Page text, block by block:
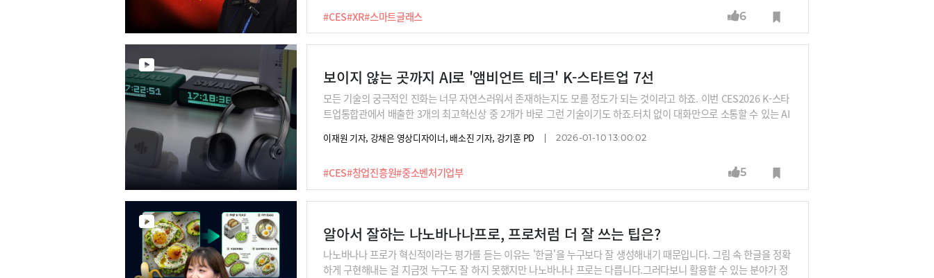
#CES#XR#스마트글래스 6
보이지 않는 곳까지 AI로 '앰비언트 테크' K-스타트업 7선
#CES#창업진흥원#중소벤처기업부
모든 기술의 궁극적인 진화는 너무 자연스러워서 존재하는지도 모를 정도가 되는 것이라고 하죠. 이번 CES2026 K-스타
트업통합관에서 배출한 3개의 최고혁신상 중 2개가 바로 그런 기술이기도 하죠.터치 없이 대화만으로 소통할 수 있는 AI
신개념 스마트 헤드폰 '페리스피어'로 역시 최고혁신상을 수상한 '긱스로프트', 센서 하나로 어떤 표면이든 터치패드로
배양 기술로 공기 정화 기술을 만든 '포네이처스', 친구와 대화하듯 탐색할 수 있는 AI 지도 '플레이스 리스트'를 선보인
'바카티오', 한국의 온돌을 미국 시장에 전파하고 있는 '오들리 리얼리티' 등 총 7개 기업을 소개합니다.
이재원 기자, 강채은 영상디자이너, 배소진 기자, 강기훈 PD 2026-01-10 13:00:02
5
알아서 잘하는 나노바나나프로, 프로처럼 더 잘 쓰는 팁은?
나노바나나 프로가 혁신적이라는 평가를 듣는 이유는 '한글'을 누구보다 잘 생성해내기 때문입니다. 그림 속 한글을 정확
하게 구현해내는 걸 지금껏 누구도 잘 하지 못했지만 나노바나나 프로는 다릅니다.그러다보니 활용할 수 있는 분야가 정